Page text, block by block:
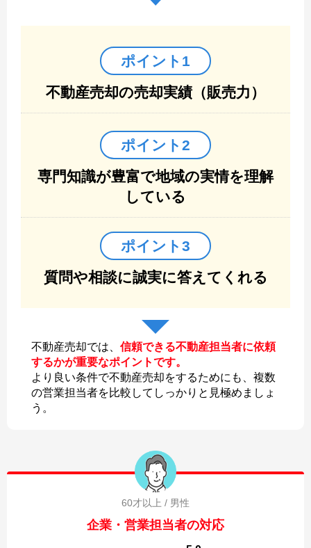
ポイント1
不動産売却の売却実績（販売力）
ポイント2
専門知識が豊富で地域の実情を理解
している
ポイント3
質問や相談に誠実に答えてくれる
不動産売却では、 信頼できる不動産担当者に依頼
するかが重要なポイントです。
より良い条件で不動産売却をするためにも、複数
の営業担当者を比較してしっかりと見極めましょ
う。
60才以上 / 男性
企業・営業担当者の対応